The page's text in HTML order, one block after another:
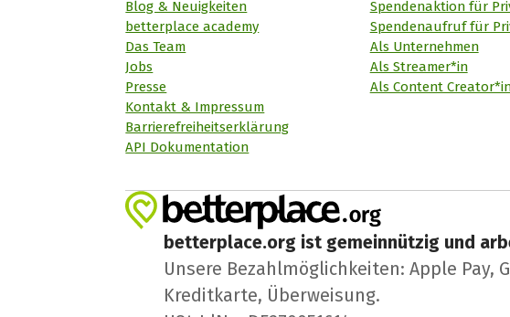
Blog & Neuigkeiten
betterplace academy
Das Team
Jobs
Presse
Kontakt & Impressum
Barrierefreiheitserklärung
API Dokumentation
Spendenaktion für
Spendenaufruf für
Als Unternehmen
Als Streamer*in
Als Content
betterplace.org ist gemeinnützig und
Unsere Bezahlmöglichkeiten: Apple Pay,
Kreditkarte, Überweisung.